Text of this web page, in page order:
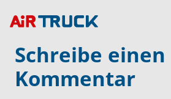
Schreibe einen
Kommentar